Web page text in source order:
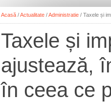
REȘIȚA
CARANSEBEȘ
ANINA
BOCŞA
MOLDOVA NOUĂ
ORAVIȚA
LUGOJ
TIMIȘOARA
ADMINISTRATIE
NAȚIONAL
SOCIAL
Acasă /Actualitate /Administratie / Taxele și
Taxele și
ajustează,
în ceea ce